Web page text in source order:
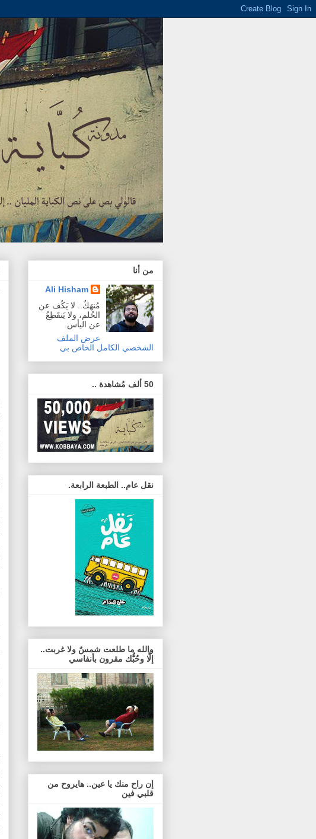
من أنا
Ali Hisham
مُنهَكٌ.. لا يَكُف عن
الحُلم، ولا يَنقَطِعُ
عن اليأس.
عرض الملف
الشخصي الكامل الخاص بي
50 ألف مُشاهدة ..
نقل عام.. الطبعة الرابعة.
والله ما طلعت شمسٌ ولا غربت..
إلَّا وحُبُّك مقرون بأنفاسي
إن راح منك يا عين.. هايروح من
قلبي فين